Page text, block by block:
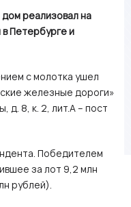
реализовал на
Петербурге и
с молотка ушел
железные дороги»
д. 8, к. 2, лит.А – пост
Победителем
за лот 9,2 млн
рублей).